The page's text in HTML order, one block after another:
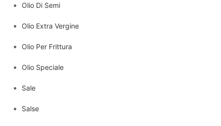
Olio Di Semi
Olio Extra Vergine
Olio Per Frittura
Olio Speciale
Sale
Salse